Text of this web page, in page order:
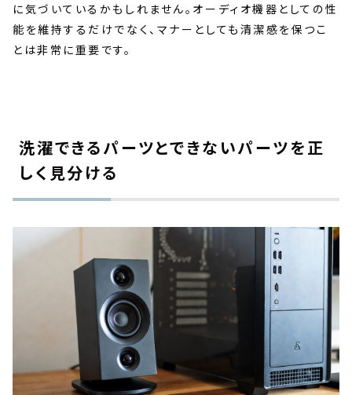
に気づいているかもしれません。オーディオ機器としての性
能を維持するだけでなく、マナーとしても清潔感を保つこ
とは非常に重要です。
洗濯できるパーツとできないパーツを正
しく見分ける